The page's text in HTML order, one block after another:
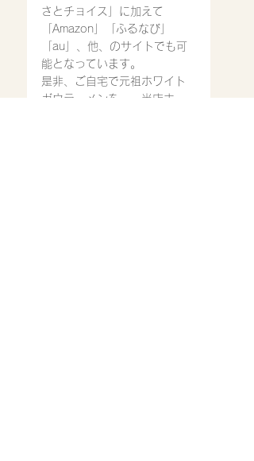
さとチョイス」に加えて
「Amazon」「ふるなび」
「au」、他、のサイトでも可
能となっています。
是非、ご自宅で元祖ホワイト
ガウラーメンを…。当店ホー